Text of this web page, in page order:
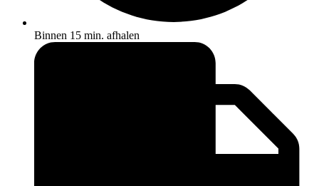
Binnen 15 min. afhalen